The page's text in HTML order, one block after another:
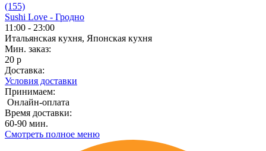
(155)
Sushi Love - Гродно
11:00 - 23:00
Итальянская кухня, Японская кухня
Мин. заказ:
20 р
Доставка:
Условия доставки
Принимаем:
Онлайн-оплата
Время доставки:
60-90 мин.
Смотреть полное меню